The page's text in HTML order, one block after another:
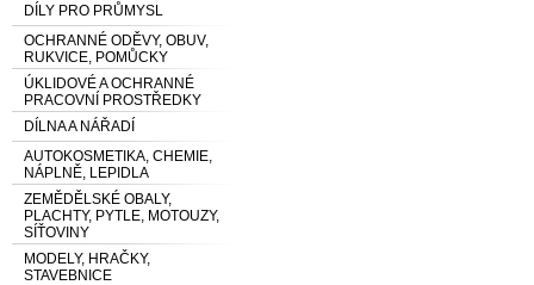
DÍLY PRO PRŮMYSL
OCHRANNÉ ODĚVY, OBUV,
RUKVICE, POMŮCKY
ÚKLIDOVÉ A OCHRANNÉ
PRACOVNÍ PROSTŘEDKY
DÍLNA A NÁŘADÍ
AUTOKOSMETIKA, CHEMIE,
NÁPLNĚ, LEPIDLA
ZEMĚDĚLSKÉ OBALY,
PLACHTY, PYTLE, MOTOUZY,
SÍŤOVINY
MODELY, HRAČKY,
STAVEBNICE